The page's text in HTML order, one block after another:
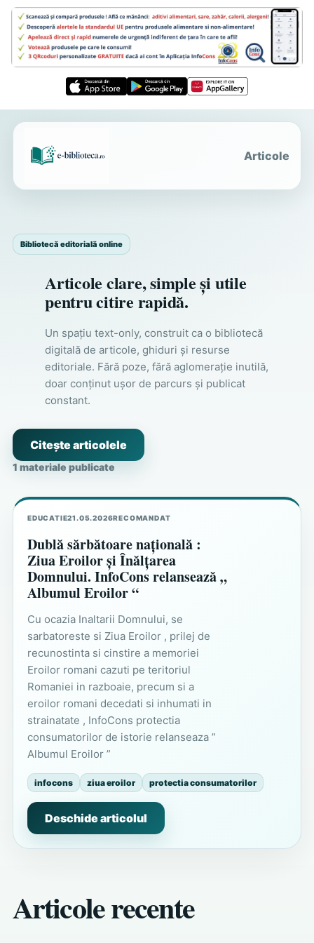
Articole
Bibliotecă editorială online
Articole clare, simple și utile
pentru citire rapidă.
Un spațiu text-only, construit ca o bibliotecă
digitală de articole, ghiduri și resurse
editoriale. Fără poze, fără aglomerație inutilă,
doar conținut ușor de parcurs și publicat
constant.
Citește articolele
1 materiale publicate
EDUCATIE21.05.2026RECOMANDAT
Dublă sărbătoare națională :
Ziua Eroilor și Înălțarea
Domnului. InfoCons relansează „
Albumul Eroilor “
Cu ocazia Inaltarii Domnului, se
sarbatoreste si Ziua Eroilor , prilej de
recunostinta si cinstire a memoriei
Eroilor romani cazuti pe teritoriul
Romaniei in razboaie, precum si a
eroilor romani decedati si inhumati in
strainatate , InfoCons protectia
consumatorilor de istorie relanseaza ”
Albumul Eroilor ”
infocons ziua eroilor protectia consumatorilor
Deschide articolul
Articole recente